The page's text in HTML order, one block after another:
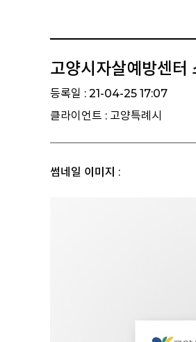
고양시자살예방센터
등록일 : 21-04-25 17:07
클라이언트 : 고양특례시
썸네일 이미지 :